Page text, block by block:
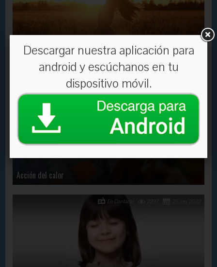
El secreto para una vida feliz
Acción del calor
En Contacto
En Contacto
Descargar nuestra aplicación para
android y escúchanos en tu
dispositivo móvil.